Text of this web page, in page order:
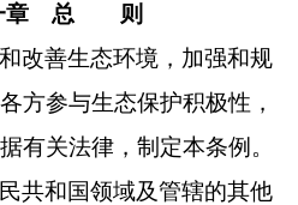
章 总 则
改善生态环境，加强和规
方参与生态保护积极性，
有关法律，制定本条例。
共和国领域及管辖的其他